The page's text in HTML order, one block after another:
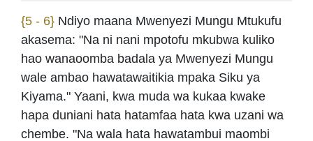
{5 - 6} Ndiyo maana Mwenyezi Mungu Mtukufu
akasema: "Na ni nani mpotofu mkubwa kuliko
hao wanaoomba badala ya Mwenyezi Mungu
wale ambao hawatawaitikia mpaka Siku ya
Kiyama." Yaani, kwa muda wa kukaa kwake
hapa duniani hata hatamfaa hata kwa uzani wa
chembe. "Na wala hata hawatambui maombi